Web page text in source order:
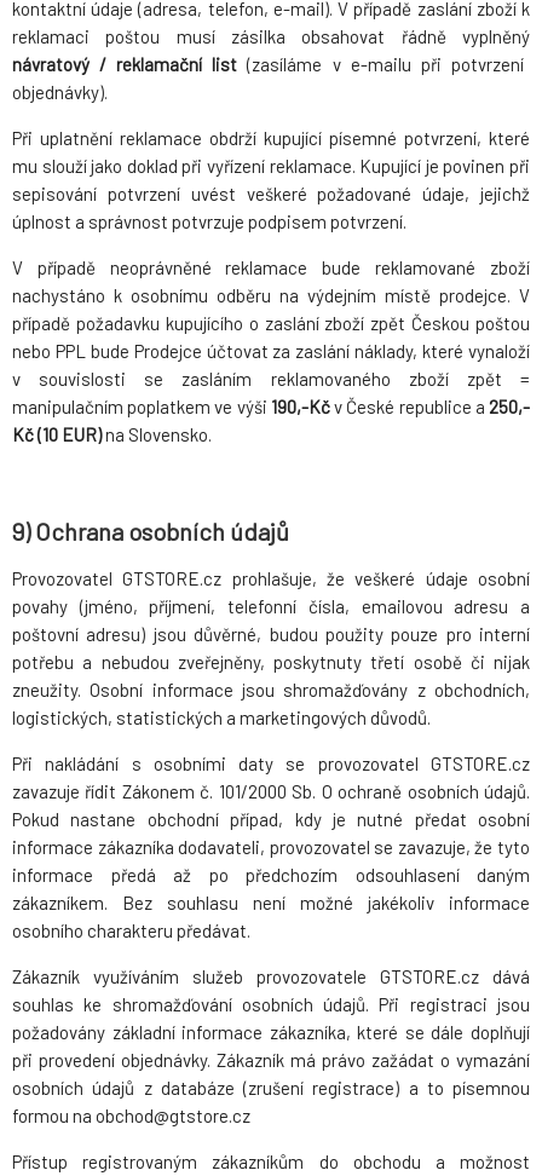
kontaktní údaje (adresa, telefon, e-mail). V případě zaslání zboží k
reklamaci poštou musí zásilka obsahovat řádně vyplněný
návratový / reklamační list (zasíláme v e-mailu při potvrzení
objednávky).
Při uplatnění reklamace obdrží kupující písemné potvrzení, které
mu slouží jako doklad při vyřízení reklamace. Kupující je povinen při
sepisování potvrzení uvést veškeré požadované údaje, jejichž
úplnost a správnost potvrzuje podpisem potvrzení.
V případě neoprávněné reklamace bude reklamované zboží
nachystáno k osobnímu odběru na výdejním místě prodejce. V
případě požadavku kupujícího o zaslání zboží zpět Českou poštou
nebo PPL bude Prodejce účtovat za zaslání náklady, které vynaloží
v souvislosti se zasláním reklamovaného zboží zpět =
manipulačním poplatkem ve výši 190,-Kčv České republice a250,-
Kč(10 EUR)na Slovensko.
9) Ochrana osobních údajů
Provozovatel GTSTORE.cz prohlašuje, že veškeré údaje osobní
povahy (jméno, příjmení, telefonní čísla, emailovou adresu a
poštovní adresu) jsou důvěrné, budou použity pouze pro interní
potřebu a nebudou zveřejněny, poskytnuty třetí osobě či nijak
zneužity. Osobní informace jsou shromažďovány z obchodních,
logistických, statistických a marketingových důvodů.
Při nakládání s osobními daty se provozovatel GTSTORE.cz
zavazuje řídit Zákonem č. 101/2000 Sb. O ochraně osobních údajů.
Pokud nastane obchodní případ, kdy je nutné předat osobní
informace zákazníka dodavateli, provozovatel se zavazuje, že tyto
informace předá až po předchozím odsouhlasení daným
zákazníkem. Bez souhlasu není možné jakékoliv informace
osobního charakteru předávat.
Zákazník využíváním služeb provozovatele GTSTORE.cz dává
souhlas ke shromažďování osobních údajů. Při registraci jsou
požadovány základní informace zákazníka, které se dále doplňují
při provedení objednávky. Zákazník má právo zažádat o vymazání
osobních údajů z databáze (zrušení registrace) a to písemnou
formou na obchod@gtstore.cz
Přístup registrovaným zákazníkům do obchodu a možnost